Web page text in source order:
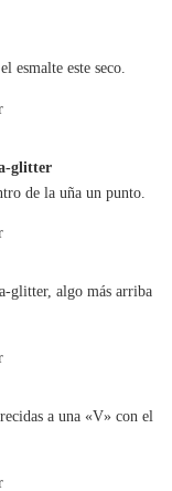
esmalte este seco.
glitter
de la uña un punto.
glitter, algo más arriba
a una «V» con el